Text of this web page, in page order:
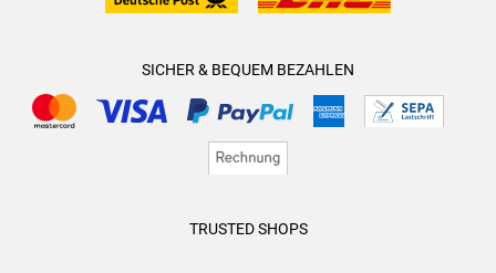
SICHER & BEQUEM BEZAHLEN
TRUSTED SHOPS